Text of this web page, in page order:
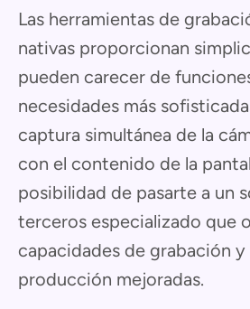
Las herramientas de
nativas proporcionan
pueden carecer de
necesidades más
captura simultánea de la
con el contenido de la
posibilidad de pasarte a un
terceros especializado que
capacidades de grabación
producción mejoradas.